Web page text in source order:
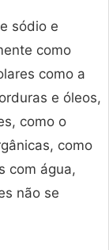
sódio e
como
como a
e óleos,
como o
como
com água,
não se